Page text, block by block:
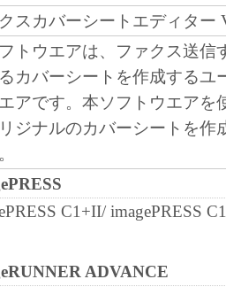
再使用許諾、譲渡、販売、
の方法により、第三者に「
ることはできません。
「本ソフトウェア」の全部
コンパイル、逆アセンブル、
ング等することはできません
をさせてはなりません。
本ソフトウェア」に含まれる
イセンサーの著作権表示を変
はなりません。
スカバーシートエディター
トウエアは、ファクス送信
カバーシートを作成するユ
エアです。本ソフトウエアを
ジナルのカバーシートを作
C1+II/ imagePRESS
ADVANCE